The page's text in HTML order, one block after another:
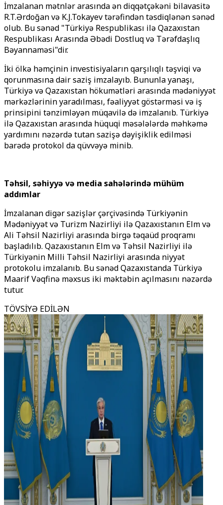
İmzalanan mətnlər arasında ən diqqətçəkəni bilavasitə
R.T.Ərdoğan və K.J.Tokayev tərəfindən təsdiqlənən sənəd
olub. Bu sənəd "Türkiyə Respublikası ilə Qazaxıstan
Respublikası Arasında Əbədi Dostluq və Tərəfdaşlıq
Bəyannaməsi"dir.
İki ölkə həmçinin investisiyaların qarşılıqlı təşviqi və
qorunmasına dair saziş imzalayıb. Bununla yanaşı,
Türkiyə və Qazaxıstan hökumətləri arasında mədəniyyət
mərkəzlərinin yaradılması, fəaliyyət göstərməsi və iş
prinsipini tənzimləyən müqavilə də imzalanıb. Türkiyə
ilə Qazaxıstan arasında hüquqi məsələlərdə məhkəmə
yardımını nəzərdə tutan sazişə dəyişiklik edilməsi
barədə protokol da qüvvəyə minib.
Təhsil, səhiyyə və media sahələrində mühüm
addımlar
İmzalanan digər sazişlər çərçivəsində Türkiyənin
Mədəniyyət və Turizm Nazirliyi ilə Qazaxıstanın Elm və
Ali Təhsil Nazirliyi arasında birgə təqaüd proqramı
başladılıb. Qazaxıstanın Elm və Təhsil Nazirliyi ilə
Türkiyənin Milli Təhsil Nazirliyi arasında niyyət
protokolu imzalanıb. Bu sənəd Qazaxıstanda Türkiyə
Maarif Vəqfinə məxsus iki məktəbin açılmasını nəzərdə
tutur.
TÖVSİYƏ EDİLƏN